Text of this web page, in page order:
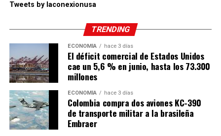
Tweets by laconexionusa
TRENDING
ECONOMÍA hace 3 días
El déficit comercial de Estados Unidos
cae un 5,6 % en junio, hasta los 73.300
millones
ECONOMÍA hace 3 días
Colombia compra dos aviones KC-390
de transporte militar a la brasileña
Embraer